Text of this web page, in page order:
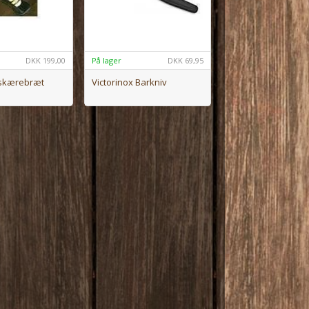
DKK 199,00
skærebræt
DKK 69,95
På lager
Victorinox Barkniv